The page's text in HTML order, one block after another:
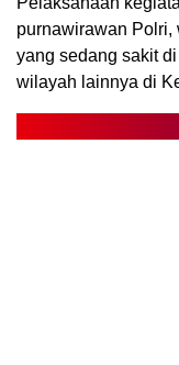
purnawirawan Polri,
yang sedang sakit
wilayah lainnya di